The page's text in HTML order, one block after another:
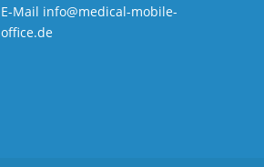
E-Mail info@medical-mobile-
office.de